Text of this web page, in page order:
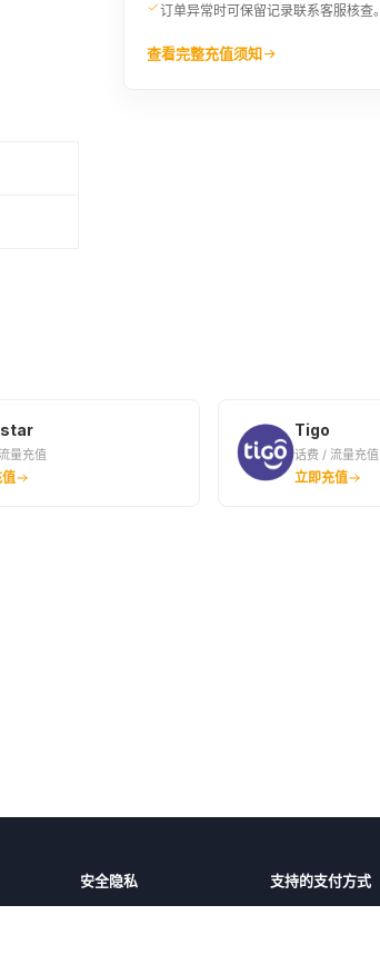
订单异常时可保留记录联系客服核查。
查看完整充值须知
量充值
Tigo
话费 / 流量充值
立即充值
安全隐私 支持的支付方式